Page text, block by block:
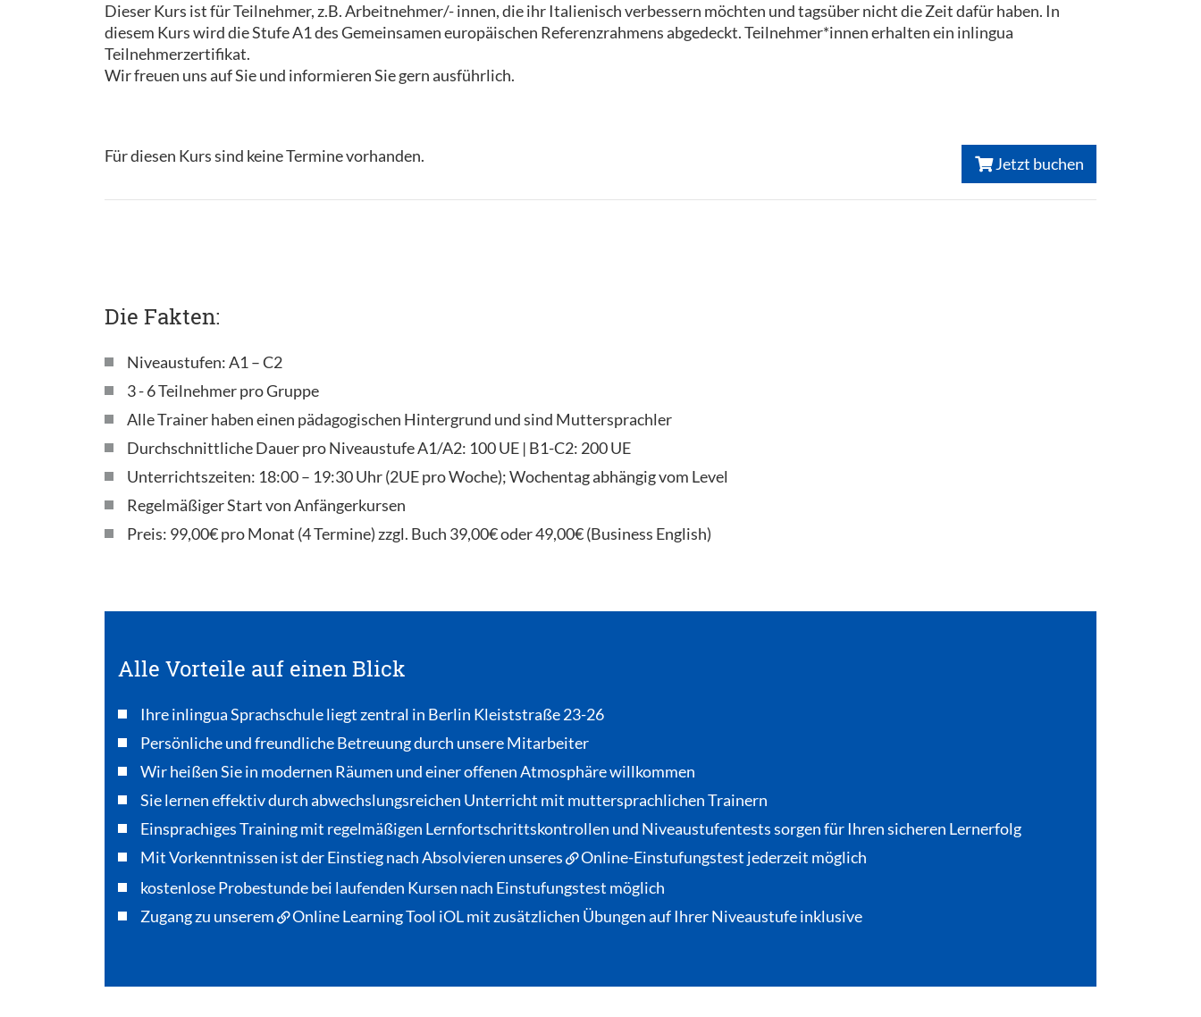
Dieser Kurs ist für Teilnehmer, z.B. Arbeitnehmer/- innen, die ihr Italienisch verbessern möchten und tagsüber nicht die Zeit dafür haben. In
diesem Kurs wird die Stufe A1 des Gemeinsamen europäischen Referenzrahmens abgedeckt. Teilnehmer*innen erhalten ein inlingua
Teilnehmerzertifikat.
Wir freuen uns auf Sie und informieren Sie gern ausführlich.
Für diesen Kurs sind keine Termine vorhanden. Jetzt buchen
Die Fakten:
Niveaustufen: A1 – C2
3 - 6 Teilnehmer pro Gruppe
Alle Trainer haben einen pädagogischen Hintergrund und sind Muttersprachler
Durchschnittliche Dauer pro Niveaustufe A1/A2: 100 UE | B1-C2: 200 UE
Unterrichtszeiten: 18:00 – 19:30 Uhr (2UE pro Woche); Wochentag abhängig vom Level
Regelmäßiger Start von Anfängerkursen
Preis: 99,00€ pro Monat (4 Termine) zzgl. Buch 39,00€ oder 49,00€ (Business English)
Alle Vorteile auf einen Blick
Ihre inlingua Sprachschule liegt zentral in Berlin Kleiststraße 23-26
Persönliche und freundliche Betreuung durch unsere Mitarbeiter
Wir heißen Sie in modernen Räumen und einer offenen Atmosphäre willkommen
Sie lernen effektiv durch abwechslungsreichen Unterricht mit muttersprachlichen Trainern
Einsprachiges Training mit regelmäßigen Lernfortschrittskontrollen und Niveaustufentests sorgen für Ihren sicheren Lernerfolg
Mit Vorkenntnissen ist der Einstieg nach Absolvieren unseres
Online-Einstufungstest jederzeit möglich
kostenlose Probestunde bei laufenden Kursen nach Einstufungstest möglich
Zugang zu unserem
Online Learning Tool iOLmit zusätzlichen Übungen auf Ihrer Niveaustufe inklusive